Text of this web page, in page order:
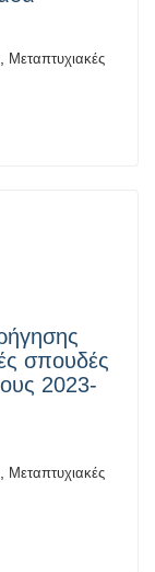
Μεταπτυχιακές
σπουδές
2023-
Μεταπτυχιακές